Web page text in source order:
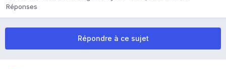
Réponses
Répondre à ce sujet